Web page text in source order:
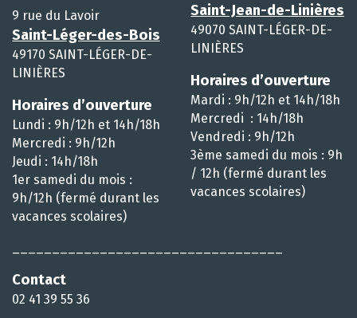
9 rue du Lavoir
Saint-Léger-des-Bois
49170 SAINT-LÉGER-DE-
LINIÈRES
Horaires d’ouverture
Lundi : 9h/12h et 14h/18h
Mercredi : 9h/12h
Jeudi : 14h/18h
1er samedi du mois :
9h/12h (fermé durant les
vacances scolaires)
Contact
02 41 39 55 36
Saint-Jean-de-Linières
49070 SAINT-LÉGER-DE-
LINIÈRES
Horaires d’ouverture
Mardi : 9h/12h et 14h/18h
Mercredi : 14h/18h
Vendredi : 9h/12h
3ème samedi du mois : 9h
/ 12h (fermé durant les
vacances scolaires)